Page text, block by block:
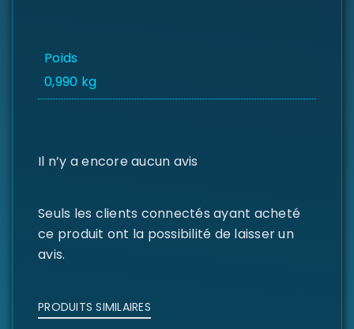
Poids
0,990 kg
Il n’y a encore aucun avis
Seuls les clients connectés ayant acheté
ce produit ont la possibilité de laisser un
avis.
PRODUITS SIMILAIRES